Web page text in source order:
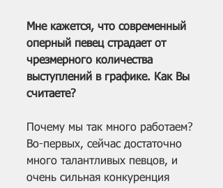
Мне кажется, что современный
оперный певец страдает от
чрезмерного количества
выступлений в графике. Как Вы
считаете?
Почему мы так много работаем?
Во-первых, сейчас достаточно
много талантливых певцов, и
очень сильная конкуренция